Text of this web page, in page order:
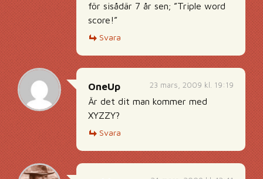
för sisådär 7 år sen; ”Triple word
score!”
Svara
23 mars, 2009 kl. 19:19
OneUp
Är det dit man kommer med
XYZZY?
Svara